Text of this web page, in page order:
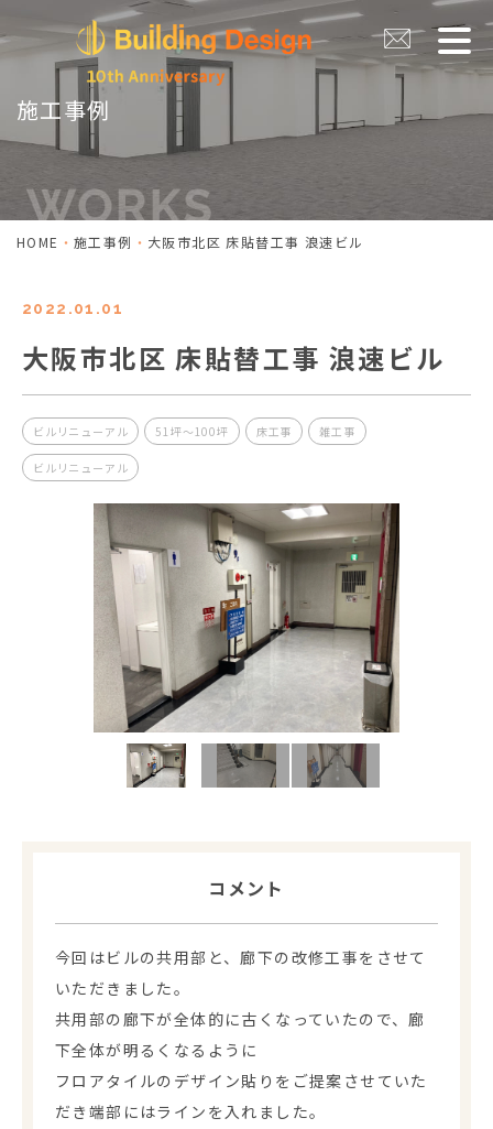
施工事例
HOME 施工事例 大阪市北区 床貼替工事 浪速ビル
2022.01.01
大阪市北区 床貼替工事 浪速ビル
ビルリニューアル 51坪～100坪 床工事 雑工事
ビルリニューアル
コメント
今回はビルの共用部と、廊下の改修工事をさせて
いただきました。
共用部の廊下が全体的に古くなっていたので、廊
下全体が明るくなるように
フロアタイルのデザイン貼りをご提案させていた
だき端部にはラインを入れました。